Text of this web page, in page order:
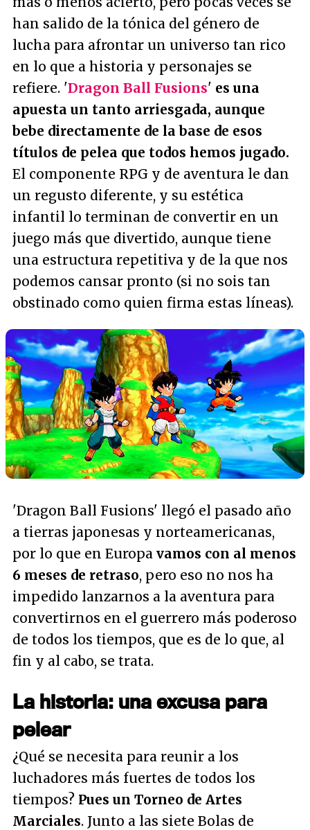
han salido de la tónica del género de
lucha para afrontar un universo tan rico
en lo que a historia y personajes se
refiere. 'Dragon Ball Fusions' es una
apuesta un tanto arriesgada, aunque
bebe directamente de la base de esos
títulos de pelea que todos hemos jugado.
El componente RPG y de aventura le dan
un regusto diferente, y su estética
infantil lo terminan de convertir en un
juego más que divertido, aunque tiene
una estructura repetitiva y de la que nos
podemos cansar pronto (si no sois tan
obstinado como quien firma estas líneas).
'Dragon Ball Fusions' llegó el pasado año
a tierras japonesas y norteamericanas,
por lo que en Europa vamos con al menos
6 meses de retraso, pero eso no nos ha
impedido lanzarnos a la aventura para
convertirnos en el guerrero más poderoso
de todos los tiempos, que es de lo que, al
fin y al cabo, se trata.
La historia: una excusa para
pelear
¿Qué se necesita para reunir a los
luchadores más fuertes de todos los
tiempos? Pues un Torneo de Artes
Marciales. Junto a las siete Bolas de